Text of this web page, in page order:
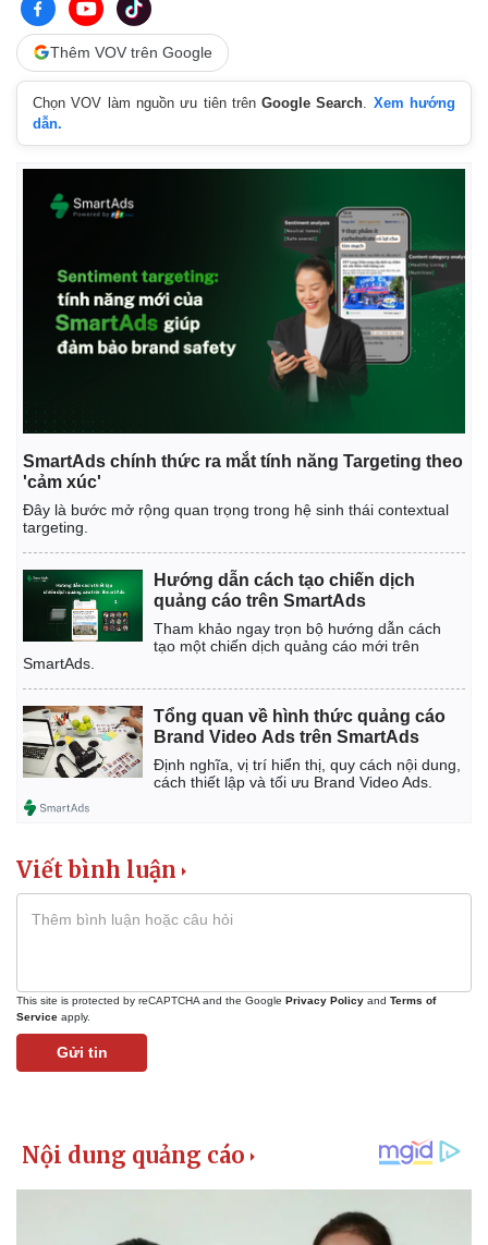
Thêm VOV trên Google
Chọn VOV làm nguồn ưu tiên trênGoogle Search
Xem hướng
dẫn.
SmartAds chính thức ra mắt tính năng Targeting theo
'cảm xúc'
Đây là bước mở rộng quan trọng trong hệ sinh thái contextual
targeting.
Hướng dẫn cách tạo chiến dịch
quảng cáo trên SmartAds
Tham khảo ngay trọn bộ hướng dẫn cách
tạo một chiến dịch quảng cáo mới trên
SmartAds.
Tổng quan về hình thức quảng cáo
Brand Video Ads trên SmartAds
Định nghĩa, vị trí hiển thị, quy cách nội dung,
cách thiết lập và tối ưu Brand Video Ads.
Viết bình luận
This site is protected by reCAPTCHA and the Google Privacy Policy and Terms of
Service apply.
Gửi tin